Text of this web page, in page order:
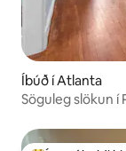
Íbúð í Atlanta
Söguleg slökun í